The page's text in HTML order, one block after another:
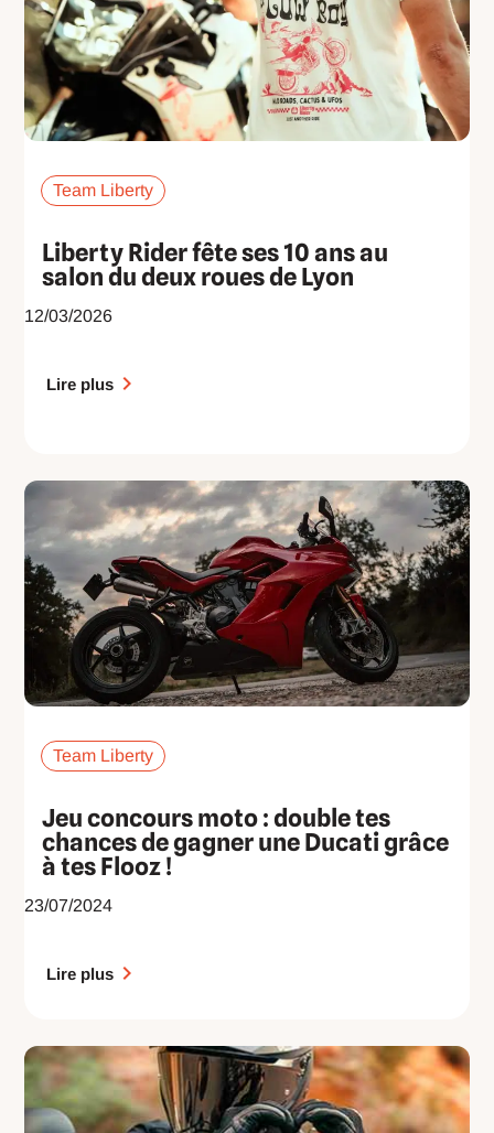
Team Liberty
Liberty Rider fête ses 10 ans au
salon du deux roues de Lyon
12/03/2026
Lire plus
Team Liberty
Jeu concours moto : double tes
chances de gagner une Ducati grâce
à tes Flooz !
23/07/2024
Lire plus